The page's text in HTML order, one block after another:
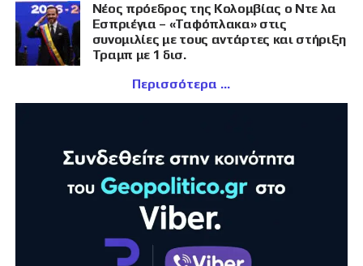
Νέος πρόεδρος της Κολομβίας ο Ντε λα
Εσπριέγια – «Ταφόπλακα» στις
συνομιλίες με τους αντάρτες και στήριξη
Τραμπ με 1 δισ.
Περισσότερα